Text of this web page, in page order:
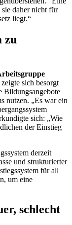
daher nicht für
liegt.“
zu
zeigte sich besorgt
Bildungsangebote
nutzen. „Es war ein
sich: „Wie
der Einstieg
derzeit
und strukturierter
für all
um eine
schlecht